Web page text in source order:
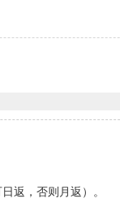
返，否则月返）。